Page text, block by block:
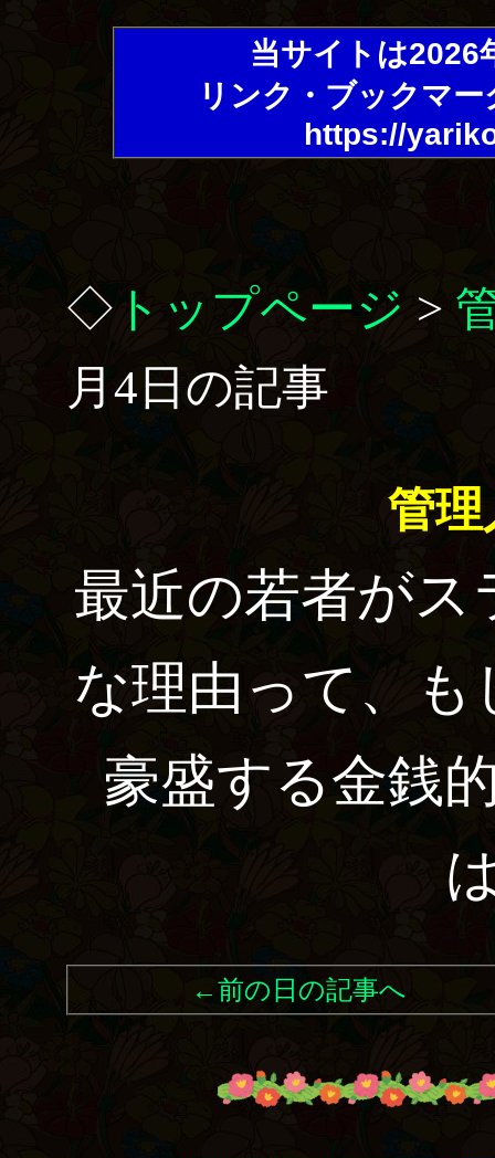
当サイトは2026
リンク・ブックマ
https://
◇ トップページ >
月4日の記事
管理
最近の若者が
な理由って、
豪盛する金銭
←前の日の記事へ